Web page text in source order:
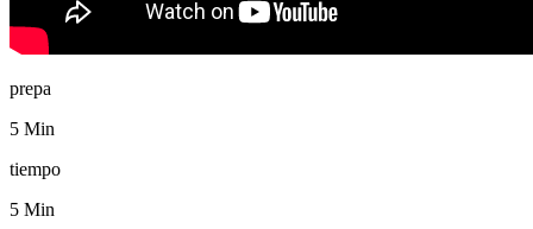
prepa
5 Min
tiempo
5 Min